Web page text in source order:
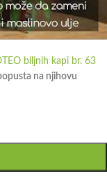
biljnih kapi br. 63
na njihovu